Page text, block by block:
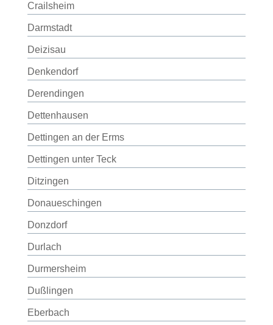
Crailsheim
Darmstadt
Deizisau
Denkendorf
Derendingen
Dettenhausen
Dettingen an der Erms
Dettingen unter Teck
Ditzingen
Donaueschingen
Donzdorf
Durlach
Durmersheim
Dußlingen
Eberbach